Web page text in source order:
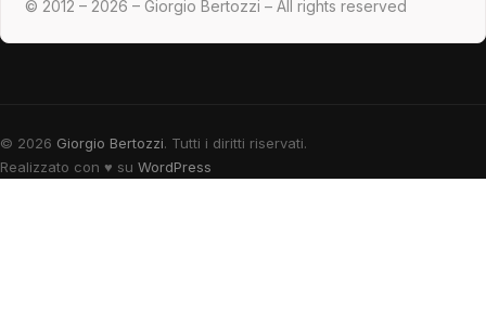
© 2012 – 2026 – Giorgio Bertozzi – All rights reserved
© 2026 Giorgio Bertozzi. Tutti i diritti riservati.
Realizzato con ♥ su WordPress